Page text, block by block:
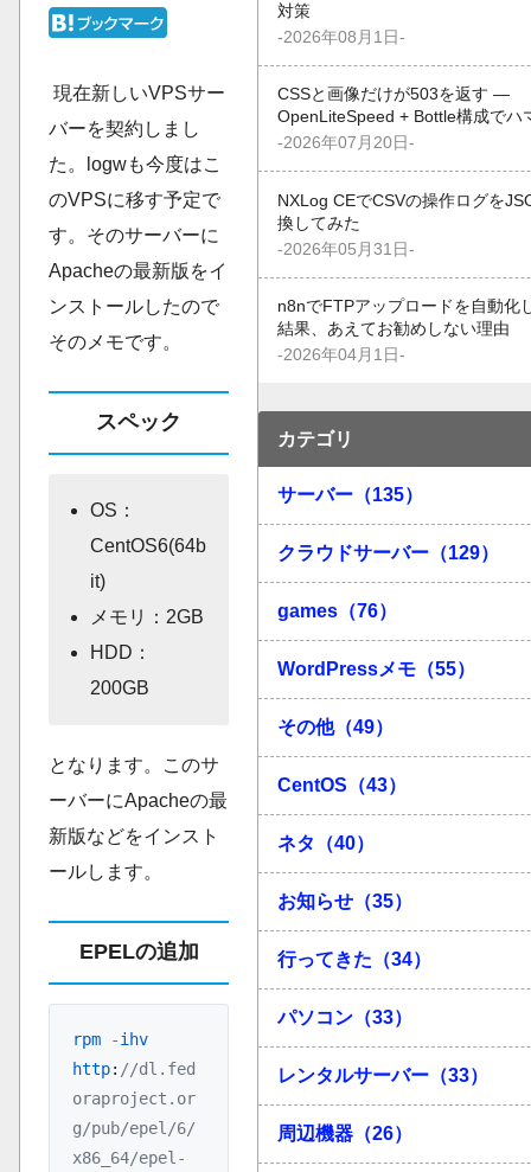
現在新しいVPSサー
バーを契約しまし
た。logwも今度はこ
のVPSに移す予定で
す。そのサーバーに
Apacheの最新版をイ
ンストールしたので
そのメモです。
スペック
OS：
CentOS6(64b
it)
メモリ：2GB
HDD：
200GB
となります。このサ
ーバーにApacheの最
新版などをインスト
ールします。
EPELの追加
rpm -ihv
http: //dl.fed
oraproject.or
g/pub/epel/6/
x86_64/epel-
対策
-2026年08月1日-
CSSと画像だけが503を返す —
OpenLiteSpeed + Bottle構成でハ
-2026年07月20日-
NXLog CEでCSVの操作ログを
換してみた
-2026年05月31日-
n8nでFTPアップロードを自動化
結果、あえてお勧めしない理由
-2026年04月1日-
カテゴリ
サーバー（135）
クラウドサーバー（129）
games（76）
WordPressメモ（55）
その他（49）
CentOS（43）
ネタ（40）
お知らせ（35）
行ってきた（34）
パソコン（33）
レンタルサーバー（33）
周辺機器（26）